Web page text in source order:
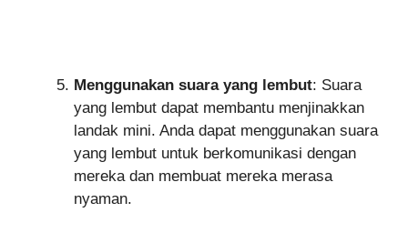
Menggunakan suara yang lembut: Suara
yang lembut dapat membantu menjinakkan
landak mini. Anda dapat menggunakan suara
yang lembut untuk berkomunikasi dengan
mereka dan membuat mereka merasa
nyaman.